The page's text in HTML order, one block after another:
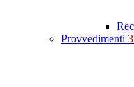
Provvedimenti